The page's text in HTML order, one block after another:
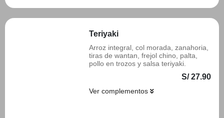
Teriyaki
Arroz integral, col morada, zanahoria,
tiras de wantan, frejol chino, palta,
pollo en trozos y salsa teriyaki.
S/ 27.90
Ver complementos